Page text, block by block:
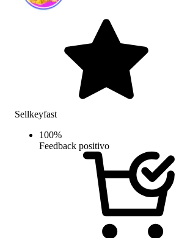
Sellkeyfast
100%
Feedback positivo